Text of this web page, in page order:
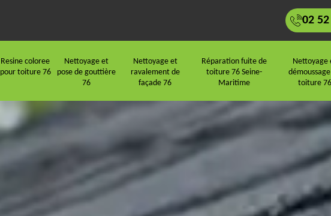
02
Resine coloree
pour toiture 76
Nettoyage et
pose de gouttière
76
Nettoyage et
ravalement de
façade 76
Réparation fuite de
toiture 76 Seine-
Maritime
Nettoyage
toiture 76